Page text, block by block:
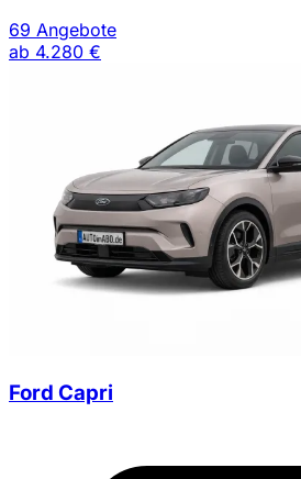
69 Angebote
ab 4.280 €
Ford Capri